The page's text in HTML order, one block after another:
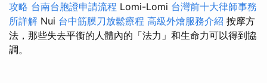
攻略 台南台胞證申請流程 Lomi-Lomi 台灣前十大律師事務
所詳解 Nui 台中筋膜刀放鬆療程 高級外燴服務介紹 按摩方
法，那些失去平衡的人體內的「法力」和生命力可以得到協
調。